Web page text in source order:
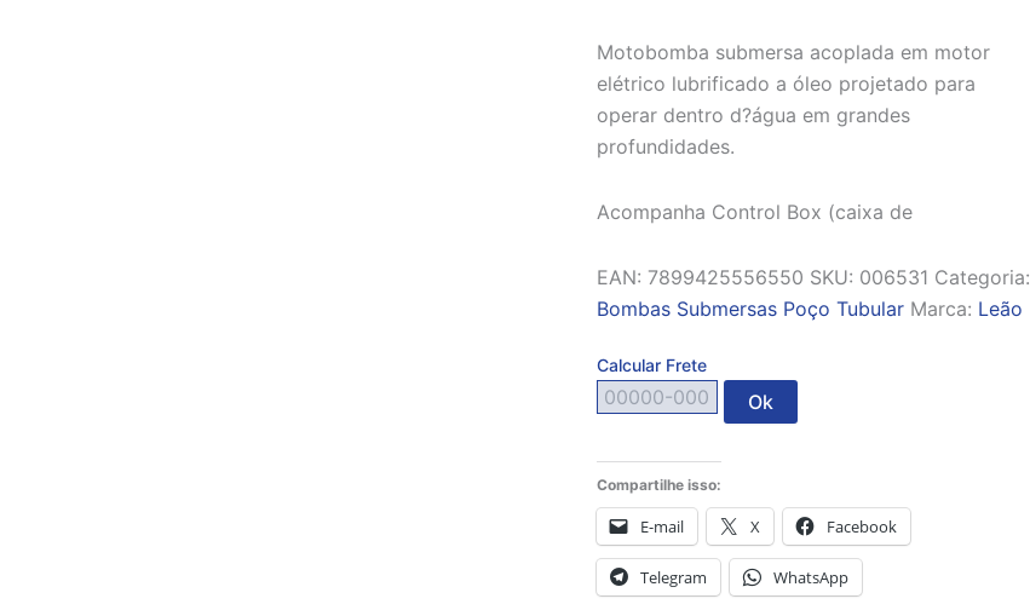
Motobomba submersa acoplada em motor
elétrico lubrificado a óleo projetado para
operar dentro d?água em grandes
profundidades.
Acompanha Control Box (caixa de
EAN: 7899425556550 SKU: 006531 Categoria:
Bombas Submersas Poço Tubular Marca: Leão
Calcular Frete
Ok
Compartilhe isso:
E-mail X Facebook
Telegram WhatsApp